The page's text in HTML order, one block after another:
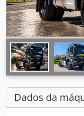
Dados da